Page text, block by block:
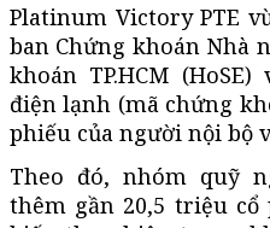
Platinum Victory PTE
ban Chứng khoán Nhà
khoán TP.HCM
điện lạnh (mã chứng
phiếu của người nội bộ
Theo đó, nhóm quỹ
thêm gần 20,5 triệu cổ